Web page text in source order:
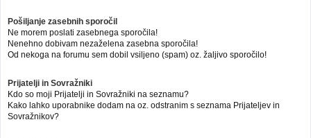
Pošiljanje zasebnih sporočil
Ne morem poslati zasebnega sporočila!
Nenehno dobivam nezaželena zasebna sporočila!
Od nekoga na forumu sem dobil vsiljeno (spam) oz. žaljivo sporočilo!
Prijatelji in Sovražniki
Kdo so moji Prijatelji in Sovražniki na seznamu?
Kako lahko uporabnike dodam na oz. odstranim s seznama Prijateljev in
Sovražnikov?